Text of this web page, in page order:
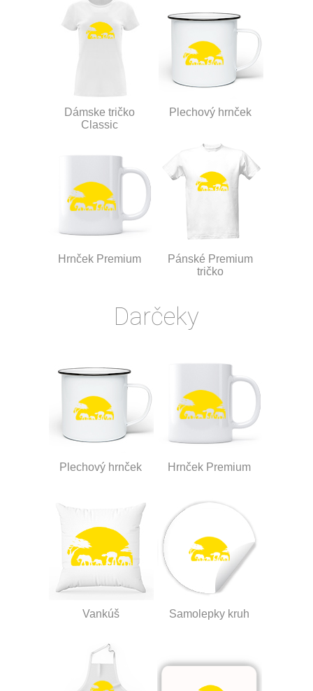
Dámske tričko
Classic
Plechový hrnček
Hrnček Premium
Pánské Premium
tričko
Darčeky
Plechový hrnček Hrnček Premium
Vankúš Samolepky kruh